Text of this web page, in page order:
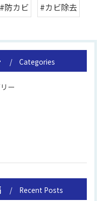
#防カビ #カビ除去
Categories
ー
Recent Posts